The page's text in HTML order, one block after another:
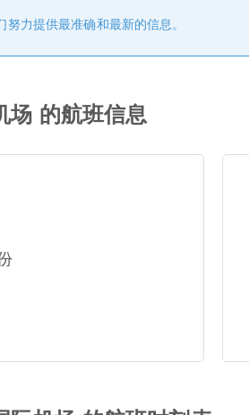
力提供最准确和最新的信息。
场 的航班信息